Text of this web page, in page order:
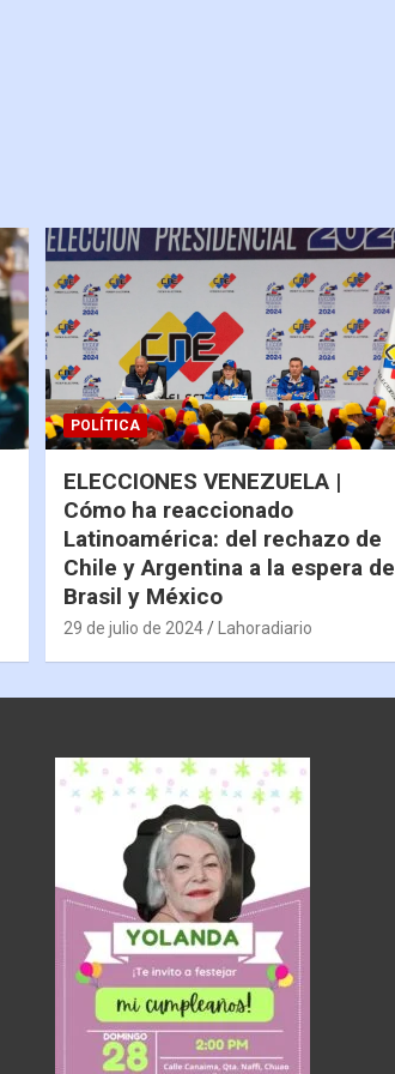
POLÍTICA
ELECCIONES VENEZUELA |
Cómo ha reaccionado
Latinoamérica: del rechazo de
Chile y Argentina a la espera de
Brasil y México
29 de julio de 2024 Lahoradiario